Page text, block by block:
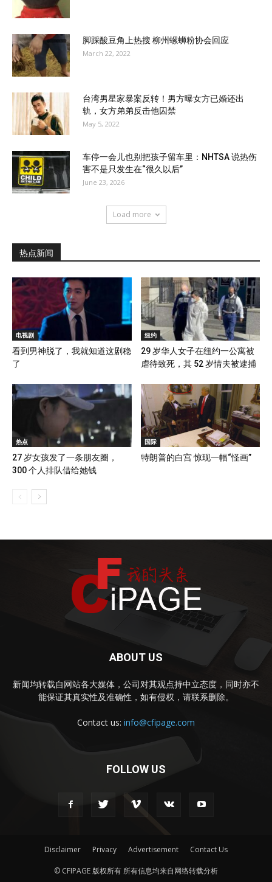
脚踩酸豆角上热搜 柳州螺蛳粉协会回应
March 22, 2022
台湾男星家暴案反转！男方曝女方已婚还出
轨，女方弟弟反击他囚禁
May 5, 2022
车停一会儿也别把孩子留车里：NHTSA 说热伤
害不是只发生在“很久以后”
June 23, 2026
Load more
热点新闻
电视剧
看到男神脱了，我就知道这剧稳
了
纽约
29 岁华人女子在纽约一公寓被
虐待致死，其 52 岁情夫被逮捕
热点
27 岁女孩发了一条朋友圈，
300 个人排队借给她钱
国际
特朗普的白宫 惊现一幅“怪画”
ABOUT US
新闻均转载自网站各大媒体，公司对其观点持中立态度，同时亦不
能保证其真实性及准确性，如有侵权，请联系删除。
Contact us: info@cfipage.com
FOLLOW US
Disclaimer Privacy Advertisement Contact Us
© CFIPAGE 版权所有 所有信息均来自网络转载分析